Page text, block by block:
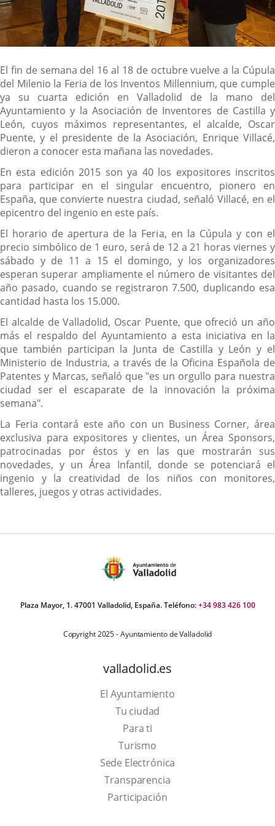
Descripción
El fin de semana del 16 al 18 de octubre vuelve a la Cúpula
del Milenio la Feria de los Inventos Millennium, que cumple
ya su cuarta edición en Valladolid de la mano del
Ayuntamiento y la Asociación de Inventores de Castilla y
León, cuyos máximos representantes, el alcalde, Oscar
Puente, y el presidente de la Asociación, Enrique Villacé,
dieron a conocer esta mañana las novedades.
En esta edición 2015 son ya 40 los expositores inscritos
para participar en el singular encuentro, pionero en
España, que convierte nuestra ciudad, señaló Villacé, en el
epicentro del ingenio en este país.
El horario de apertura de la Feria, en la Cúpula y con el
precio simbólico de 1 euro, será de 12 a 21 horas viernes y
sábado y de 11 a 15 el domingo, y los organizadores
esperan superar ampliamente el número de visitantes del
año pasado, cuando se registraron 7.500, duplicando esa
cantidad hasta los 15.000.
El alcalde de Valladolid, Oscar Puente, que ofreció un año
más el respaldo del Ayuntamiento a esta iniciativa en la
que también participan la Junta de Castilla y León y el
Ministerio de Industria, a través de la Oficina Española de
Patentes y Marcas, señaló que "es un orgullo para nuestra
ciudad ser el escaparate de la innovación la próxima
semana".
La Feria contará este año con un Business Corner, área
exclusiva para expositores y clientes, un Área Sponsors,
patrocinadas por éstos y en las que mostrarán sus
novedades, y un Área Infantil, donde se potenciará el
ingenio y la creatividad de los niños con monitores,
talleres, juegos y otras actividades.
Plaza Mayor, 1. 47001 Valladolid, España. Teléfono:+34 983 426 100
Copyright 2025 - Ayuntamiento de Valladolid
valladolid.es
El Ayuntamiento
Tu ciudad
Para ti
TurismoThis
link
will
open
Sede Electrónica
Transparencia
Participación